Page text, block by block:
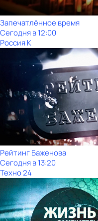
Запечатлённое время
Сегодня в 12:00
Россия К
Рейтинг Баженова
Сегодня в 13:20
Техно 24